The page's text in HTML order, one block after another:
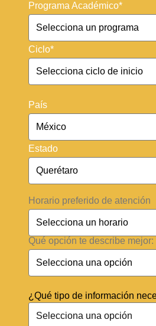
Programa Académico*
Ciclo*
País
Estado
Horario preferido de atención
Qué opción te describe mejor:
¿Qué tipo de información